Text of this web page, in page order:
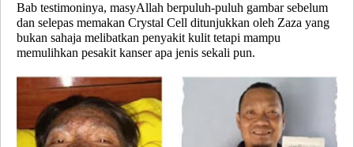
Bab testimoninya, masyAllah berpuluh-puluh gambar sebelum
dan selepas memakan Crystal Cell ditunjukkan oleh Zaza yang
bukan sahaja melibatkan penyakit kulit tetapi mampu
memulihkan pesakit kanser apa jenis sekali pun.